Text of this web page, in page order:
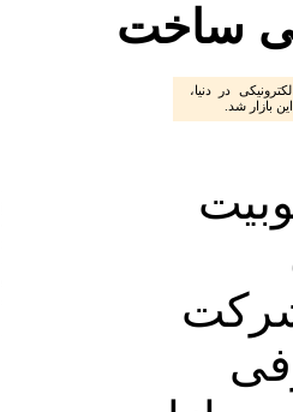
ساخت
در دنیا،
بازار شد.
شرکت